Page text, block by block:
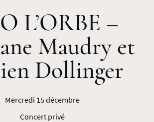
L’ORBE –
Maudry et
Dollinger
Mercredi 15 décembre
Concert privé